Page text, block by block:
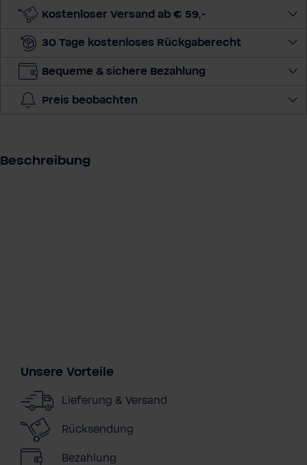
e
e
g
Kostenloser Versand ab € 59,-
30 Tage kostenloses Rückgaberecht
Bequeme & sichere Bezahlung
Preis beobachten
Beschreibung
Unsere Vorteile
Lieferung & Versand
Rücksendung
Bezahlung